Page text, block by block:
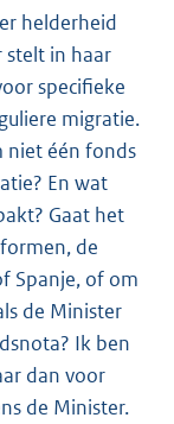
helderheid
stelt in haar
specifieke
migratie.
niet één fonds
En wat
Gaat het
de
Spanje, of om
de Minister
Ik ben
dan voor
de Minister.